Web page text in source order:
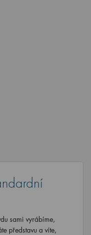
sami vyrábíme,
představu a víte,